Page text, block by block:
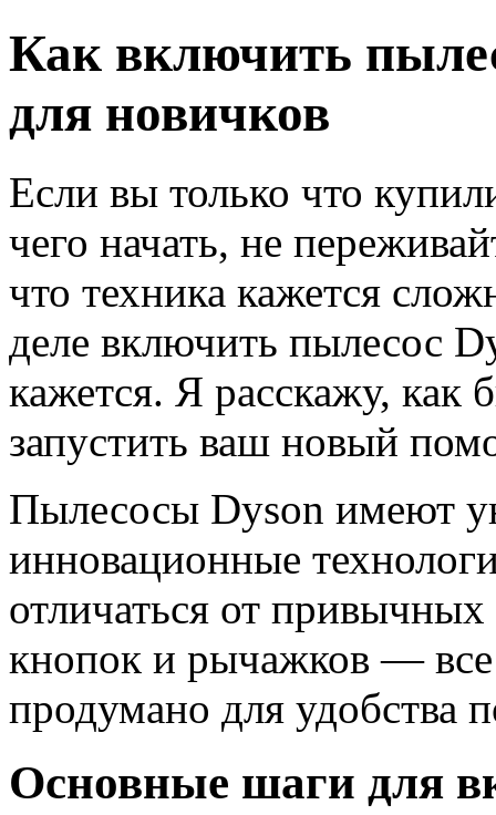
Как включить
для новичков
Если вы только что
чего начать, не
что техника кажется
деле включить пылесос
кажется. Я расскажу, как
запустить ваш новый
Пылесосы Dyson имеют
инновационные
отличаться от
кнопок и рычажков —
продумано для удобства
Основные шаги для